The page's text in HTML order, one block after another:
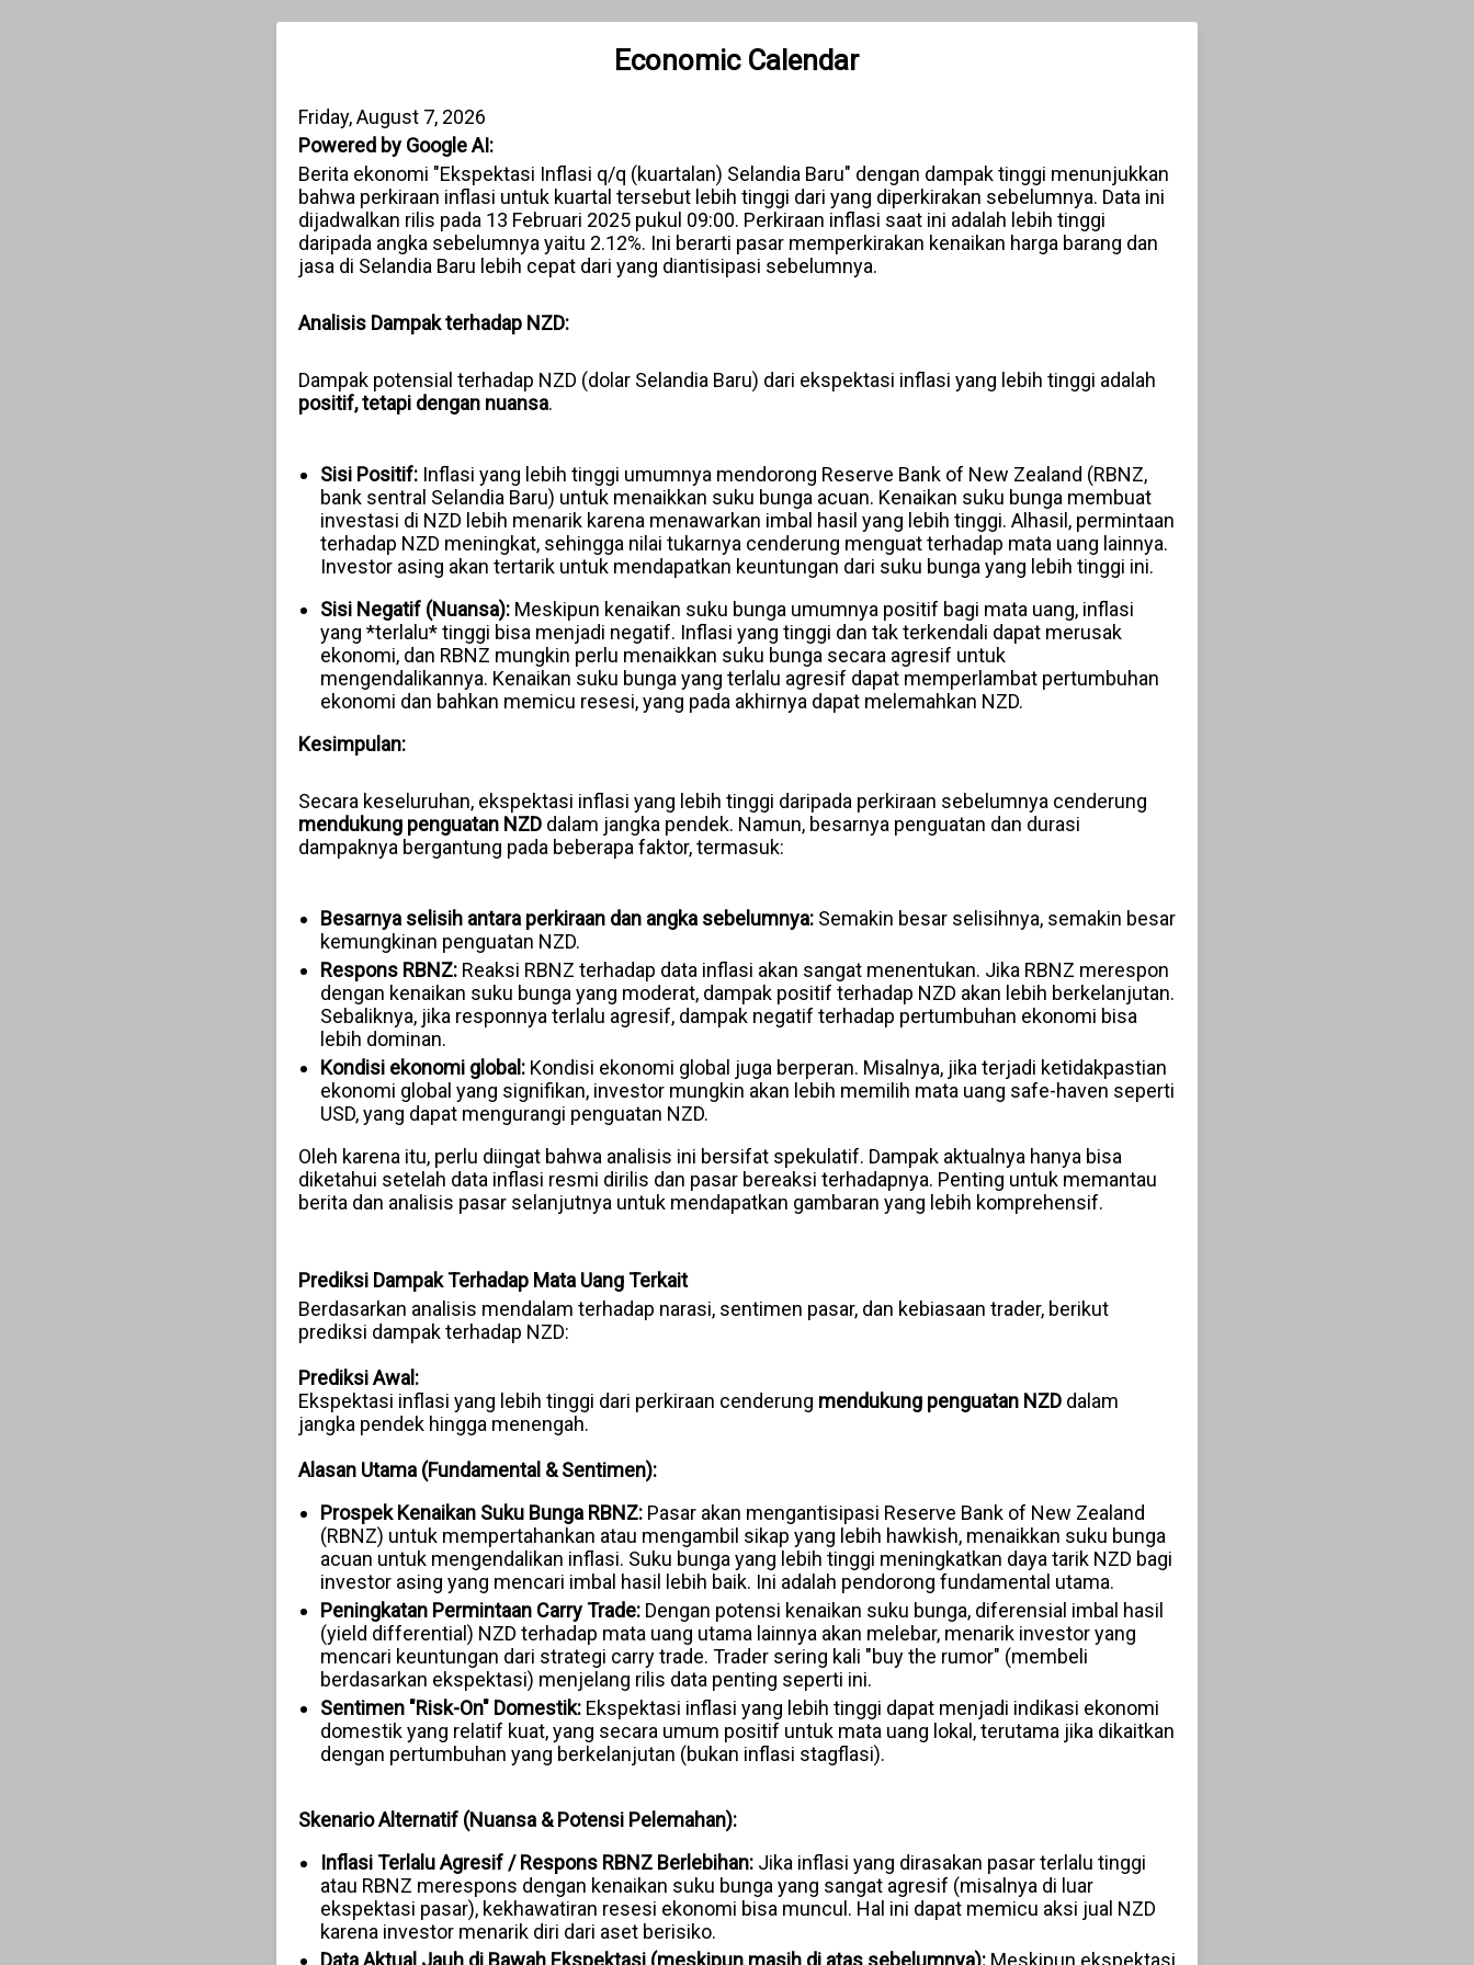
Economic Calendar
Friday, August 7, 2026
Powered by Google AI:
Berita ekonomi "Ekspektasi Inflasi q/q (kuartalan) Selandia Baru" dengan dampak tinggi menunjukkan
bahwa perkiraan inflasi untuk kuartal tersebut lebih tinggi dari yang diperkirakan sebelumnya. Data ini
dijadwalkan rilis pada 13 Februari 2025 pukul 09:00. Perkiraan inflasi saat ini adalah lebih tinggi
daripada angka sebelumnya yaitu 2.12%. Ini berarti pasar memperkirakan kenaikan harga barang dan
jasa di Selandia Baru lebih cepat dari yang diantisipasi sebelumnya.
Analisis Dampak terhadap NZD:
Dampak potensial terhadap NZD (dolar Selandia Baru) dari ekspektasi inflasi yang lebih tinggi adalah
positif, tetapi dengan nuansa.
Sisi Positif:Inflasi yang lebih tinggi umumnya mendorong Reserve Bank of New Zealand (RBNZ,
bank sentral Selandia Baru) untuk menaikkan suku bunga acuan. Kenaikan suku bunga membuat
investasi di NZD lebih menarik karena menawarkan imbal hasil yang lebih tinggi. Alhasil, permintaan
terhadap NZD meningkat, sehingga nilai tukarnya cenderung menguat terhadap mata uang lainnya.
Investor asing akan tertarik untuk mendapatkan keuntungan dari suku bunga yang lebih tinggi ini.
Sisi Negatif (Nuansa):Meskipun kenaikan suku bunga umumnya positif bagi mata uang, inflasi
yang *terlalu* tinggi bisa menjadi negatif. Inflasi yang tinggi dan tak terkendali dapat merusak
ekonomi, dan RBNZ mungkin perlu menaikkan suku bunga secara agresif untuk
mengendalikannya. Kenaikan suku bunga yang terlalu agresif dapat memperlambat pertumbuhan
ekonomi dan bahkan memicu resesi, yang pada akhirnya dapat melemahkan NZD.
Kesimpulan:
Secara keseluruhan, ekspektasi inflasi yang lebih tinggi daripada perkiraan sebelumnya cenderung
mendukung penguatan NZDdalam jangka pendek. Namun, besarnya penguatan dan durasi
dampaknya bergantung pada beberapa faktor, termasuk:
Besarnya selisih antara perkiraan dan angka sebelumnya:Semakin besar selisihnya, semakin besar
kemungkinan penguatan NZD.
Respons RBNZ:Reaksi RBNZ terhadap data inflasi akan sangat menentukan. Jika RBNZ merespon
dengan kenaikan suku bunga yang moderat, dampak positif terhadap NZD akan lebih berkelanjutan.
Sebaliknya, jika responnya terlalu agresif, dampak negatif terhadap pertumbuhan ekonomi bisa
lebih dominan.
Kondisi ekonomi global:Kondisi ekonomi global juga berperan. Misalnya, jika terjadi ketidakpastian
ekonomi global yang signifikan, investor mungkin akan lebih memilih mata uang safe-haven seperti
USD, yang dapat mengurangi penguatan NZD.
Oleh karena itu, perlu diingat bahwa analisis ini bersifat spekulatif. Dampak aktualnya hanya bisa
diketahui setelah data inflasi resmi dirilis dan pasar bereaksi terhadapnya. Penting untuk memantau
berita dan analisis pasar selanjutnya untuk mendapatkan gambaran yang lebih komprehensif.
Prediksi Dampak Terhadap Mata Uang Terkait
Berdasarkan analisis mendalam terhadap narasi, sentimen pasar, dan kebiasaan trader, berikut
prediksi dampak terhadap NZD:
Prediksi Awal:
Ekspektasi inflasi yang lebih tinggi dari perkiraan cenderung mendukung penguatan NZDdalam
jangka pendek hingga menengah.
Alasan Utama (Fundamental & Sentimen):
Prospek Kenaikan Suku Bunga RBNZ:Pasar akan mengantisipasi Reserve Bank of New Zealand
(RBNZ) untuk mempertahankan atau mengambil sikap yang lebih hawkish, menaikkan suku bunga
acuan untuk mengendalikan inflasi. Suku bunga yang lebih tinggi meningkatkan daya tarik NZD bagi
investor asing yang mencari imbal hasil lebih baik. Ini adalah pendorong fundamental utama.
Peningkatan Permintaan Carry Trade:Dengan potensi kenaikan suku bunga, diferensial imbal hasil
(yield differential) NZD terhadap mata uang utama lainnya akan melebar, menarik investor yang
mencari keuntungan dari strategi carry trade. Trader sering kali "buy the rumor" (membeli
berdasarkan ekspektasi) menjelang rilis data penting seperti ini.
Sentimen "Risk-On" Domestik:Ekspektasi inflasi yang lebih tinggi dapat menjadi indikasi ekonomi
domestik yang relatif kuat, yang secara umum positif untuk mata uang lokal, terutama jika dikaitkan
dengan pertumbuhan yang berkelanjutan (bukan inflasi stagflasi).
Skenario Alternatif (Nuansa & Potensi Pelemahan):
Inflasi Terlalu Agresif / Respons RBNZ Berlebihan:Jika inflasi yang dirasakan pasar terlalu tinggi
atau RBNZ merespons dengan kenaikan suku bunga yang sangat agresif (misalnya di luar
ekspektasi pasar), kekhawatiran resesi ekonomi bisa muncul. Hal ini dapat memicu aksi jual NZD
karena investor menarik diri dari aset berisiko.
Data Aktual Jauh di Bawah Ekspektasi (meskipun masih di atas sebelumnya):Meskipun ekspektasi